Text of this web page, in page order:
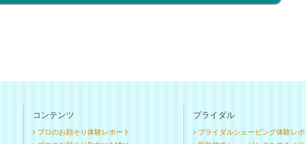
コンテンツ
プロのお顔そり体験レポート
ブライダル
ブライダルシェービング体験レポ